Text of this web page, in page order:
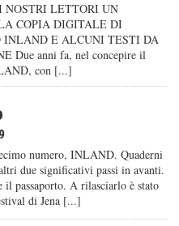
NOSTRI LETTORI UN
COPIA DIGITALE DI
INLAND E ALCUNI TESTI DA
Due anni fa, nel concepire il
con [...]
numero, INLAND. Quaderni
due significativi passi in avanti.
il passaporto. A rilasciarlo è stato
di Jena [...]